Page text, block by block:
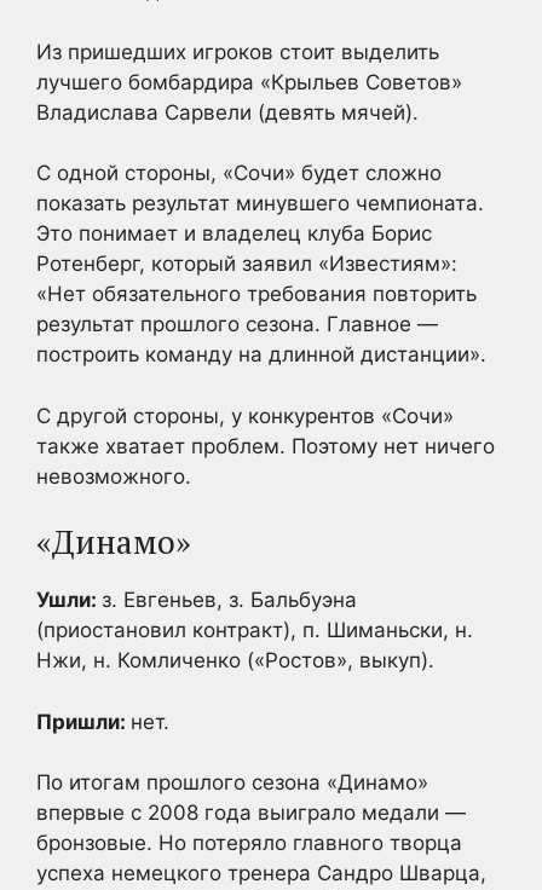
Из пришедших игроков стоит выделить
лучшего бомбардира «Крыльев Советов»
Владислава Сарвели (девять мячей).
С одной стороны, «Сочи» будет сложно
показать результат минувшего чемпионата.
Это понимает и владелец клуба Борис
Ротенберг, который заявил «Известиям»:
«Нет обязательного требования повторить
результат прошлого сезона. Главное —
построить команду на длинной дистанции».
С другой стороны, у конкурентов «Сочи»
также хватает проблем. Поэтому нет ничего
невозможного.
«Динамо»
Ушли: з. Евгеньев, з. Бальбуэна
(приостановил контракт), п. Шиманьски, н.
Нжи, н. Комличенко («Ростов», выкуп).
Пришли: нет.
По итогам прошлого сезона «Динамо»
впервые с 2008 года выиграло медали —
бронзовые. Но потеряло главного творца
успеха немецкого тренера Сандро Шварца,